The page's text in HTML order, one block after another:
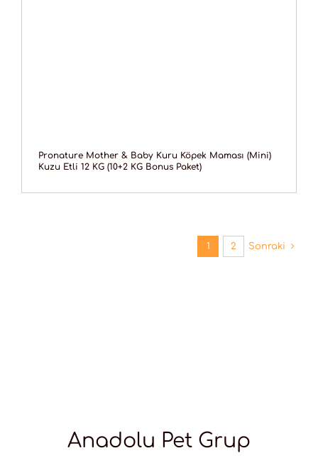
Pronature Mother & Baby Kuru Köpek Maması (Mini)
Kuzu Etli 12 KG (10+2 KG Bonus Paket)
1 2 Sonraki
Anadolu Pet Grup